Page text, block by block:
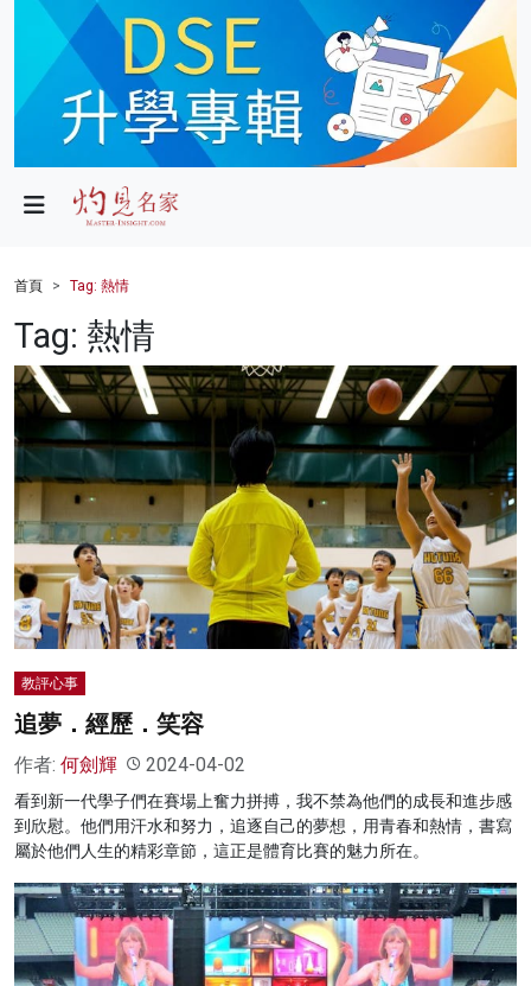
政局
財經
健康
商業
影片
名家榜
灼見活動
首頁 Tag: 熱情
Tag: 熱情
教評心事
追夢．經歷．笑容
作者: 何劍輝 2024-04-02
看到新一代學子們在賽場上奮力拼搏，我不禁為他們的成長和進步感
到欣慰。他們用汗水和努力，追逐自己的夢想，用青春和熱情，書寫
屬於他們人生的精彩章節，這正是體育比賽的魅力所在。